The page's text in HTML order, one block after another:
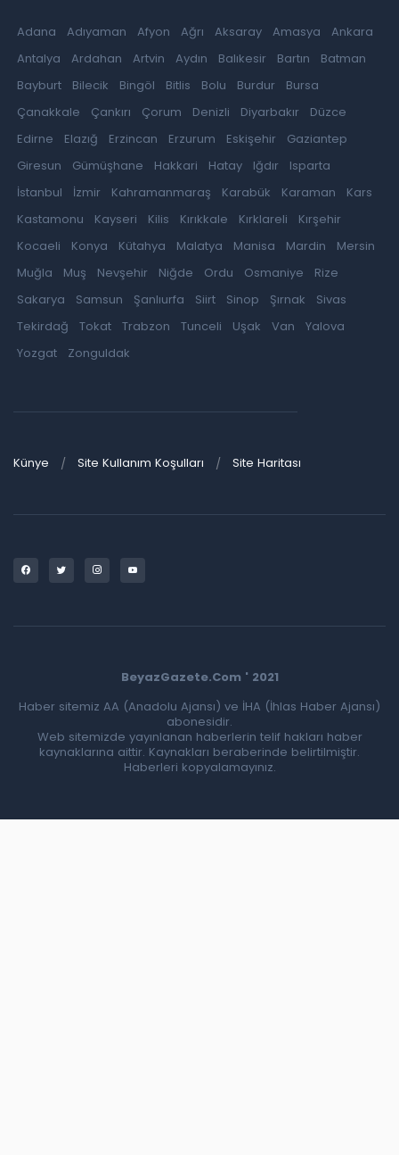
Adana Adıyaman Afyon Ağrı Aksaray Amasya
Ankara
Antalya
Ardahan Artvin Aydın Balıkesir Bartın
Batman
Bayburt
Bilecik Bingöl Bitlis Bolu Burdur
Bursa
Çanakkale
Çankırı Çorum Denizli Diyarbakır
Düzce
Edirne
Elazığ Erzincan Erzurum Eskişehir
Gaziantep
Giresun
Gümüşhane Hakkari Hatay Iğdır
Isparta
İstanbul
İzmir Kahramanmaraş Karabük Karaman
Kars
Kastamonu
Kayseri Kilis Kırıkkale Kırklareli
Kırşehir
Kocaeli
Konya Kütahya Malatya Manisa Mardin
Mersin
Muğla
Muş Nevşehir Niğde Ordu Osmaniye
Rize
Sakarya
Samsun Şanlıurfa Siirt Sinop Şırnak
Sivas
Tekirdağ
Tokat Trabzon Tunceli Uşak Van
Yalova
Yozgat
Zonguldak
Künye Site Kullanım Koşulları Site Haritası
BeyazGazete.Com ' 2021
Haber sitemiz AA (Anadolu Ajansı) ve İHA (İhlas Haber Ajansı)
abonesidir.
Web sitemizde yayınlanan haberlerin telif hakları haber
kaynaklarına aittir. Kaynakları beraberinde belirtilmiştir.
Haberleri kopyalamayınız.